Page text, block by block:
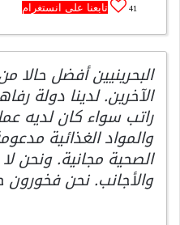
41 تابعنا على انستغرام
البحرينيين أفضل حالا
الآخرين. لدينا دولة
راتب سواء كان لديه
والمواد الغذائية
الصحية مجانية. ونحن
والأجانب. نحن فخورون